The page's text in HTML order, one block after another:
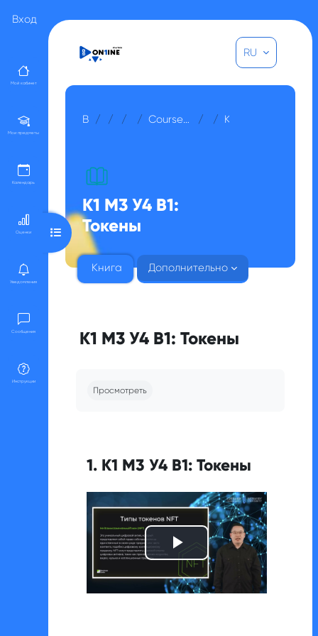
Вход
Мой кабинет
Мои предметы
Календарь
Оценки
Уведомления
Сообщения
Инструкции
RU
Курсы
Прочее
Для гостей
Coursera - Технологии блокчейн - Кабдуллин Азат Амангельдыулы МОДУЛЬ 3
К1 М3 У4 В1:
Токены
Книга Дополнительно
Открыть оглавление курса
К1 М3 У4 В1: Токены
Просмотреть
1. К1 М3 У4 В1: Токены
видео